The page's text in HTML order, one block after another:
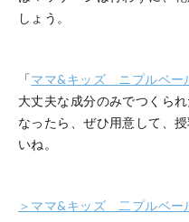
しょう。
「ママ&キッズ ニプルベー
大丈夫な成分のみでつくら
なったら、ぜひ用意して、
いね。
＞ママ&キッズ 二プルベー